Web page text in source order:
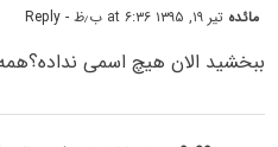
مائده تیر ۱۹, ۱۳۹۵ at ۶:۳۶ ب٫ظ - Reply
ببخشید الان هیچ اسمى